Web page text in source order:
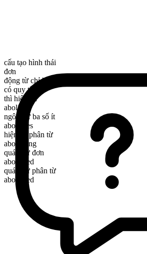
cấu tạo hình thái
đơn
động từ chỉ hành động
có quy tắc
thì hiện tại
abolish
ngôi thứ ba số ít
abolishes
hiện tại phân từ
abolishing
quá khứ đơn
abolished
quá khứ phân từ
abolished